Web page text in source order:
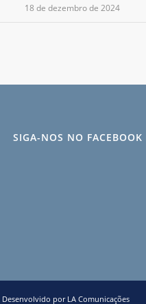
18 de dezembro de 2024
SIGA-NOS NO FACEBOOK
Desenvolvido por LA Comunicações